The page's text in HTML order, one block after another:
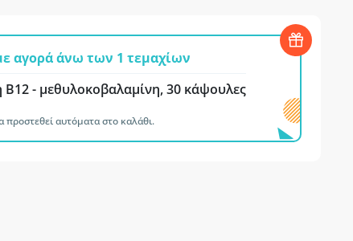
αγορά άνω των 1 τεμαχίων
Β12 - μεθυλοκοβαλαμίνη, 30 κάψουλες
αυτόματα στο καλάθι.